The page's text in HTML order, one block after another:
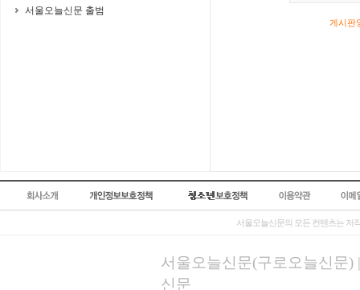
서울오늘신문 출범
게시판
서울오늘신문의 모든 컨텐츠는 저
서울오늘신문(구로오늘신문)
신문